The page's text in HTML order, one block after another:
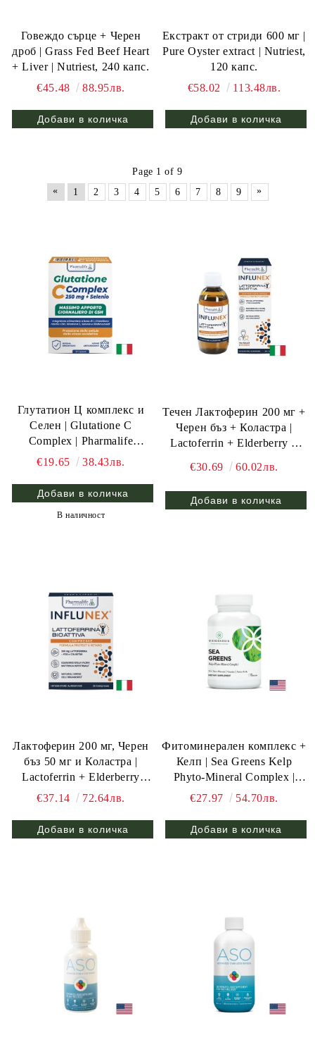
Говеждо сърце + Черен
дроб | Grass Fed Beef Heart
+ Liver | Nutriest, 240 капс.
€45.48
88.95лв.
Eкстракт от стриди 600 мг |
Pure Oyster extract | Nutriest,
120 капс.
€58.02
113.48лв.
Page 1 of 9
«
1 2 3 4 5 6 7 8 9 »
Глутатион Ц комплекс и
Селен | Glutatione C
Complex | Pharmalife
research, 30 капс.
€19.65 38.43лв.
В наличност
Течен Лактоферин 200 мг +
Черен бъз + Коластра |
Lactoferrin + Elderberry +
Research, 200 мл.
€30.69 60.02лв.
Лактоферин 200 мг, Черен
бъз 50 мг и Коластра |
Lactoferrin + Elderberry
Influnex | Pharmalife
€37.14 72.64лв.
Фитоминерален комплекс +
Келп | Sea Greens Kelp
Phyto-Mineral Complex |
Oxigenesis, 60 капс.
€27.97 54.70лв.